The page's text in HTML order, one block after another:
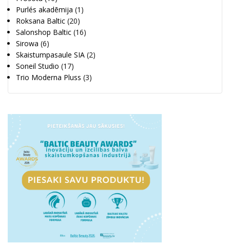
Purlés akadēmija (1)
Roksana Baltic (20)
Salonshop Baltic (16)
Sirowa (6)
Skaistumpasaule SIA (2)
Soneil Studio (17)
Trio Moderna Pluss (3)